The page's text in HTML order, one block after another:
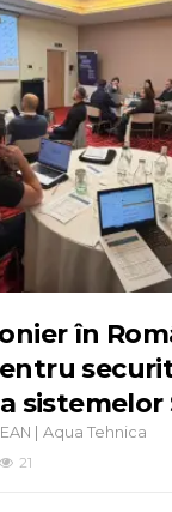
în
sistemelor
| Aqua Tehnica
21